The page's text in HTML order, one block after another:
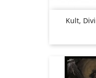
Kult,